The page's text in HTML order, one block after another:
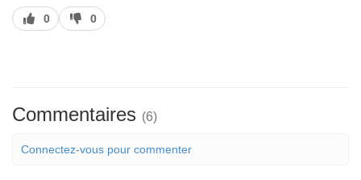
J’aime
0
J’aime
pas
0
Commentaires (6)
Connectez-vous pour commenter